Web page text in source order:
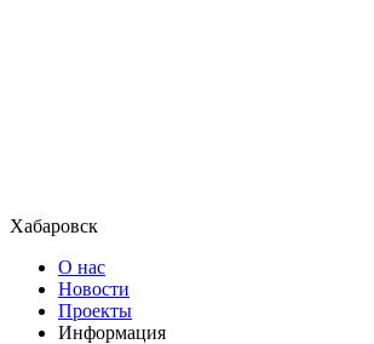
Хабаровск
О нас
Новости
Проекты
Информация